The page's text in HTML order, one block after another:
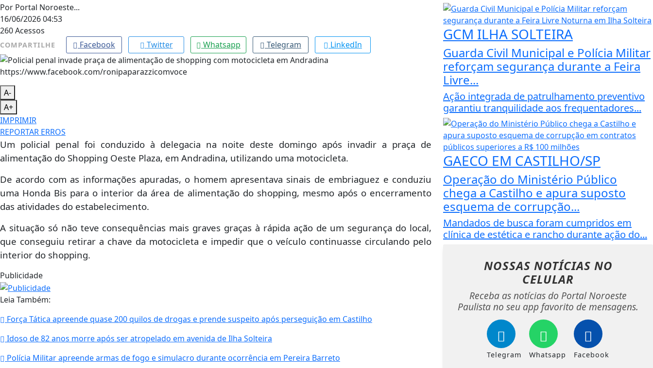
Por Portal Noroeste...
16/06/2026 04:53
260Acessos
COMPARTILHE Facebook Twitter Whatsapp Telegram LinkedIn
https://www.facebook.com/ronipaparazzicomvoce
A-
A+
IMPRIMIR
REPORTAR ERROS
Um policial penal foi conduzido à delegacia na noite deste domingo após invadir a praça de
alimentação do Shopping Oeste Plaza, em Andradina, utilizando uma motocicleta.
De acordo com as informações apuradas, o homem apresentava sinais de embriaguez e conduziu
uma Honda Bis para o interior da área de alimentação do shopping, mesmo após o encerramento
das atividades do estabelecimento.
A situação só não teve consequências mais graves graças à rápida ação de um segurança do local,
que conseguiu retirar a chave da motocicleta e impedir que o veículo continuasse circulando pelo
interior do shopping.
Publicidade
Leia Também:
Força Tática apreende quase 200 quilos de drogas e prende suspeito após perseguição em Castilho
Idoso de 82 anos morre após ser atropelado em avenida de Ilha Solteira
Polícia Militar apreende armas de fogo e simulacro durante ocorrência em Pereira Barreto
GCM ILHA SOLTEIRA
Guarda Civil Municipal e Polícia Militar
reforçam segurança durante a Feira
Livre...
Ação integrada de patrulhamento preventivo
garantiu tranquilidade aos frequentadores...
GAECO EM CASTILHO/SP
Operação do Ministério Público
chega a Castilho e apura suposto
esquema de corrupção...
Mandados de busca foram cumpridos em
clínica de estética e rancho durante ação do...
NOSSAS NOTÍCIAS NO
CELULAR
Receba as notícias do Portal Noroeste
Paulista no seu app favorito de mensagens.
Telegram Whatsapp Facebook